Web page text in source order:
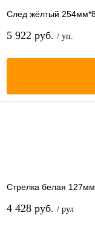
След жёлтый
5 922 руб. / уп.
Стрелка белая
4 428 руб. / рул